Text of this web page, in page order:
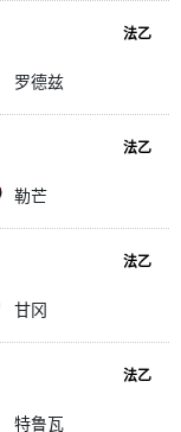
法乙
罗德兹
法乙
勒芒
法乙
甘冈
法乙
特鲁瓦